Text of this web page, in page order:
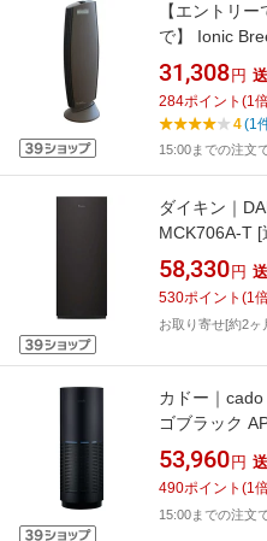
【エントリ
で】 Ionic
浄機
ズ) カフェモ
対応]【
31,308 円
284ポイント (1
4(1
15:00までの注文
ダイキン｜
MCK706A-T [
湿)：19畳 /
58,330 円
530ポイント (1
お取り寄せ[約2ヶ
カドー｜
ゴブラック
/PM2.5対応]
53,960 円
490ポイント (1
15:00までの注文